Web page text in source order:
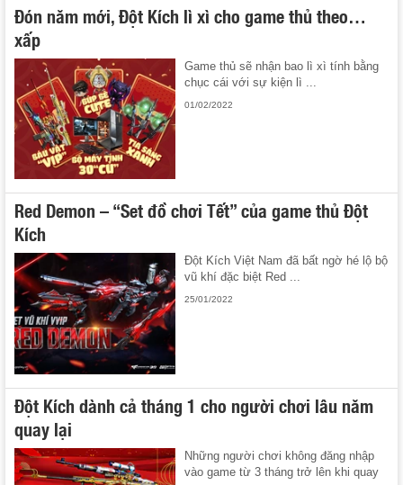
Đón năm mới, Đột Kích lì xì cho game thủ theo…
xấp
Game thủ sẽ nhận bao lì xì tính bằng
chục cái với sự kiện lì ...
01/02/2022
Red Demon – “Set đồ chơi Tết” của game thủ Đột
Kích
Đột Kích Việt Nam đã bất ngờ hé lộ bộ
vũ khí đặc biệt Red ...
25/01/2022
Đột Kích dành cả tháng 1 cho người chơi lâu năm
quay lại
Những người chơi không đăng nhập
vào game từ 3 tháng trở lên khi quay